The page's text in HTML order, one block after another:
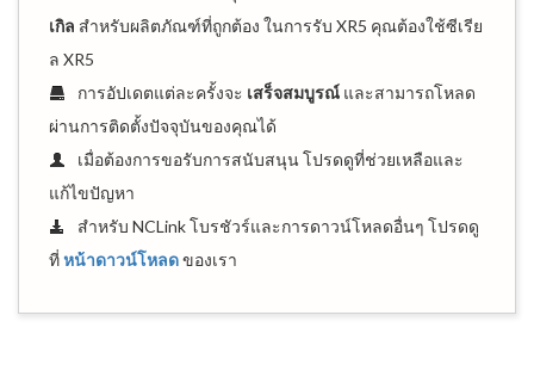
เกิล สำหรับผลิตภัณฑ์ที่ถูกต้อง ในการรับ XR5 คุณต้องใช้ซีเรีย
ล XR5
การอัปเดตแต่ละครั้งจะ เสร็จสมบูรณ์ และสามารถโหลด
ผ่านการติดตั้งปัจจุบันของคุณได้
เมื่อต้องการขอรับการสนับสนุน โปรดดูที่ช่วยเหลือและ
แก้ไขปัญหา
สำหรับ NCLink โบรชัวร์และการดาวน์โหลดอื่นๆ โปรดดู
ที่หน้าดาวน์โหลดของเรา